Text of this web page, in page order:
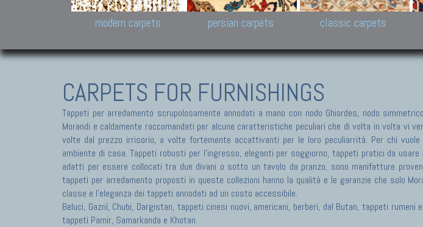
and Himalayan Collections
modern carpets persian carpets classic carpets
CARPETS FOR FURNISHINGS
Tappeti per arredamento scrupolosamente annodati a mano con nodo Ghiordes, nodo
Morandi e caldamente raccomandati per alcune caratteristiche peculiari che di volta in volta
volte dal prezzo irrisorio, a volte fortemente accattivanti per le loro peculiarrità. Per chi
ambiente di casa. Tappeti robusti per l'ingresso, eleganti per soggiorno, tappeti pratici da
adatti per essere collocati tra due divani o sotto un tavolo da pranzo, sono manifatture
tappeti per arredamento proposti in queste collezioni hanno la qualità e le garanzie che solo
classe e l'eleganza dei tappeti annodati ad un costo accessibile.
Beluci, Gaznì, Chubi, Dargistan, tappeti cinesi nuovi, americani, berberi, dal Butan, tappeti
tappeti Pamir, Samarkanda e Khotan.